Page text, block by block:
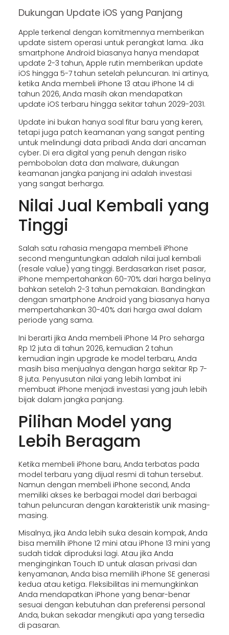
Dukungan Update iOS yang Panjang
Apple terkenal dengan komitmennya memberikan
update sistem operasi untuk perangkat lama. Jika
smartphone Android biasanya hanya mendapat
update 2-3 tahun, Apple rutin memberikan update
iOS hingga 5-7 tahun setelah peluncuran. Ini artinya,
ketika Anda membeli iPhone 13 atau iPhone 14 di
tahun 2026, Anda masih akan mendapatkan
update iOS terbaru hingga sekitar tahun 2029-2031.
Update ini bukan hanya soal fitur baru yang keren,
tetapi juga patch keamanan yang sangat penting
untuk melindungi data pribadi Anda dari ancaman
cyber. Di era digital yang penuh dengan risiko
pembobolan data dan malware, dukungan
keamanan jangka panjang ini adalah investasi
yang sangat berharga.
Nilai Jual Kembali yang
Tinggi
Salah satu rahasia mengapa membeli iPhone
second menguntungkan adalah nilai jual kembali
(resale value) yang tinggi. Berdasarkan riset pasar,
iPhone mempertahankan 60-70% dari harga belinya
bahkan setelah 2-3 tahun pemakaian. Bandingkan
dengan smartphone Android yang biasanya hanya
mempertahankan 30-40% dari harga awal dalam
periode yang sama.
Ini berarti jika Anda membeli iPhone 14 Pro seharga
Rp 12 juta di tahun 2026, kemudian 2 tahun
kemudian ingin upgrade ke model terbaru, Anda
masih bisa menjualnya dengan harga sekitar Rp 7-
8 juta. Penyusutan nilai yang lebih lambat ini
membuat iPhone menjadi investasi yang jauh lebih
bijak dalam jangka panjang.
Pilihan Model yang
Lebih Beragam
Ketika membeli iPhone baru, Anda terbatas pada
model terbaru yang dijual resmi di tahun tersebut.
Namun dengan membeli iPhone second, Anda
memiliki akses ke berbagai model dari berbagai
tahun peluncuran dengan karakteristik unik masing-
masing.
Misalnya, jika Anda lebih suka desain kompak, Anda
bisa memilih iPhone 12 mini atau iPhone 13 mini yang
sudah tidak diproduksi lagi. Atau jika Anda
menginginkan Touch ID untuk alasan privasi dan
kenyamanan, Anda bisa memilih iPhone SE generasi
kedua atau ketiga. Fleksibilitas ini memungkinkan
Anda mendapatkan iPhone yang benar-benar
sesuai dengan kebutuhan dan preferensi personal
Anda, bukan sekadar mengikuti apa yang tersedia
di pasaran.